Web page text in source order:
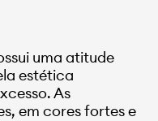
uma atitude
estética
As
em cores fortes e